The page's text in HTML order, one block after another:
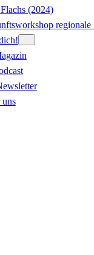
Flachs (2024)